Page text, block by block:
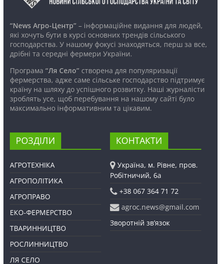
“News Агро-Центр”– інформаційне видання для людей,
які хочуть бути в курсі основних трендів сільського
господарства. У нашому фокусі знаходяться, перш за все,
дрібні та середні фермери України.
Програма “Ля Село”створена для популяризації
фермерства, адже саме сільське господарство підтримує
країну на шляху до успішного розвитку. Наші журналісти
зроблять усе, щоб перебування на нашому сайті було
максимально інформативним та цікавим.
РОЗДІЛИ
АГРОТЕХНІКА
АГРОПОЛІТИКА
АГРОПРАВО
ЕКО-ФЕРМЕРСТВО
ТВАРИННИЦТВО
РОСЛИННИЦТВО
ЛЯ СЕЛО
КОНТАКТИ
Україна, м. Рівне, пров.
Робітничий, 6а
+38 067 364 71 72
agroc.news@gmail.com
Зворотній зв’язок